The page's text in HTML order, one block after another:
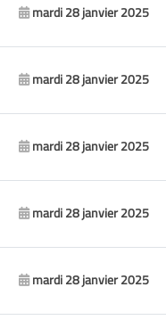
mardi 28 janvier 2025
mardi 28 janvier 2025
mardi 28 janvier 2025
mardi 28 janvier 2025
mardi 28 janvier 2025